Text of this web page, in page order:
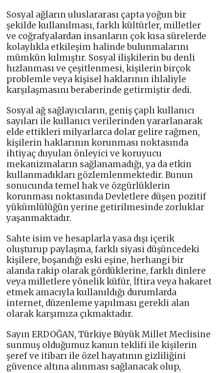
Sosyal ağların uluslararası çapta yoğun bir
şekilde kullanılması, farklı kültürler, milletler
ve coğrafyalardan insanların çok kısa sürelerde
kolaylıkla etkileşim halinde bulunmalarını
mümkün kılmıştır. Sosyal ilişkilerin bu denli
hızlanması ve çeşitlenmesi, kişilerin birçok
problemle veya kişisel haklarının ihlaliyle
karşılaşmasını beraberinde getirmiştir dedi.
Sosyal ağ sağlayıcıların, geniş çaplı kullanıcı
sayıları ile kullanıcı verilerinden yararlanarak
elde ettikleri milyarlarca dolar gelire rağmen,
kişilerin haklarının korunması noktasında
ihtiyaç duyulan önleyici ve koruyucu
mekanizmaların sağlanamadığı, ya da etkin
kullanmadıkları gözlemlenmektedir. Bunun
sonucunda temel hak ve özgürlüklerin
korunması noktasında Devletlere düşen pozitif
yükümlülüğün yerine getirilmesinde zorluklar
yaşanmaktadır.
Sahte isim ve hesaplarla yasa dışı içerik
oluşturup paylaşma, farklı siyasi düşüncedeki
kişilere, boşandığı eski eşine, herhangi bir
alanda rakip olarak gördüklerine, farklı dinlere
veya milletlere yönelik küfür, İftira veya hakaret
etmek amacıyla kullanıldığı durumlarda
internet, düzenleme yapılması gerekli alan
olarak karşımıza çıkmaktadır.
Sayın ERDOĞAN, Türkiye Büyük Millet Meclisine
sunmuş olduğumuz kanun teklifi ile kişilerin
şeref ve itibarı ile özel hayatının gizliliğini
güvence altına alınması sağlanacak olup,